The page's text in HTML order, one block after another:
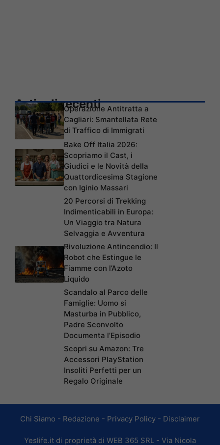
Articoli recentiOperazione Antitratta a
Cagliari: Smantellata Rete
di Traffico di Immigrati
Bake Off Italia 2026:
Scopriamo il Cast, i
Giudici e le Novità della
Quattordicesima Stagione
con Iginio Massari
20 Percorsi di Trekking
Indimenticabili in Europa:
Un Viaggio tra Natura
Selvaggia e Avventura
Rivoluzione Antincendio: Il
Robot che Estingue le
Fiamme con l’Azoto
Liquido
Scandalo al Parco delle
Famiglie: Uomo si
Masturba in Pubblico,
Padre Sconvolto
Documenta l’Episodio
Scopri su Amazon: Tre
Accessori PlayStation
Insoliti Perfetti per un
Regalo Originale
Chi Siamo - Redazione - Privacy Policy - Disclaimer
Yeslife.it di proprietà di WEB 365 SRL - Via Nicola